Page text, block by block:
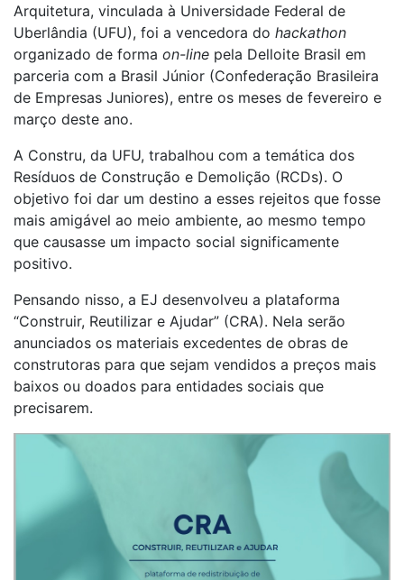
Arquitetura, vinculada à Universidade Federal de
Uberlândia (UFU), foi a vencedora do hackathon
organizado de forma on-line pela Delloite Brasil em
parceria com a Brasil Júnior (Confederação Brasileira
de Empresas Juniores), entre os meses de fevereiro e
março deste ano.
A Constru, da UFU, trabalhou com a temática dos
Resíduos de Construção e Demolição (RCDs). O
objetivo foi dar um destino a esses rejeitos que fosse
mais amigável ao meio ambiente, ao mesmo tempo
que causasse um impacto social significamente
positivo.
Pensando nisso, a EJ desenvolveu a plataforma
“Construir, Reutilizar e Ajudar” (CRA). Nela serão
anunciados os materiais excedentes de obras de
construtoras para que sejam vendidos a preços mais
baixos ou doados para entidades sociais que
precisarem.